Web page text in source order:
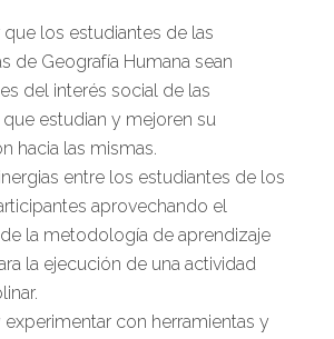
que los estudiantes de las
de Geografía Humana sean
del interés social de las
estudian y mejoren su
hacia las mismas.
entre los estudiantes de los
aprovechando el
la metodología de aprendizaje
la ejecución de una actividad
experimentar con herramientas y